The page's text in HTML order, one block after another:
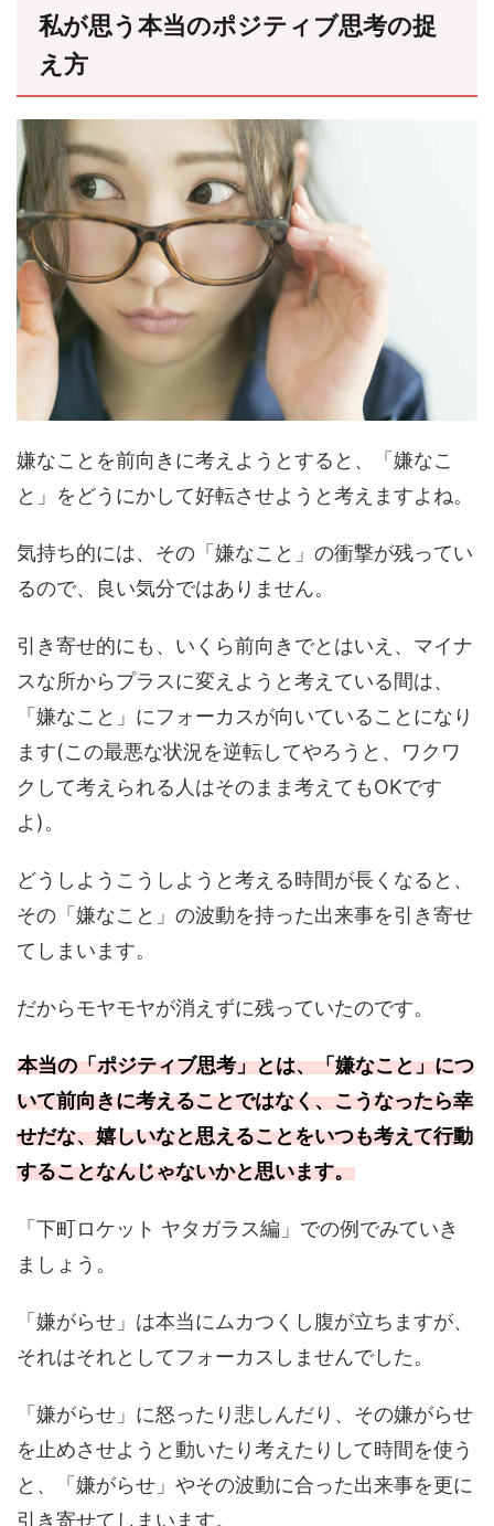
私が思う本当のポジティブ思考の捉
え方
嫌なことを前向きに考えようとすると、「嫌なこ
と」をどうにかして好転させようと考えますよね。
気持ち的には、その「嫌なこと」の衝撃が残ってい
るので、良い気分ではありません。
引き寄せ的にも、いくら前向きでとはいえ、マイナ
スな所からプラスに変えようと考えている間は、
「嫌なこと」にフォーカスが向いていることになり
ます(この最悪な状況を逆転してやろうと、ワクワ
クして考えられる人はそのまま考えてもOKです
よ)。
どうしようこうしようと考える時間が長くなると、
その「嫌なこと」の波動を持った出来事を引き寄せ
てしまいます。
だからモヤモヤが消えずに残っていたのです。
本当の「ポジティブ思考」とは、「嫌なこと」につ
いて前向きに考えることではなく、こうなったら幸
せだな、嬉しいなと思えることをいつも考えて行動
することなんじゃないかと思います。
「下町ロケット ヤタガラス編」での例でみていき
ましょう。
「嫌がらせ」は本当にムカつくし腹が立ちますが、
それはそれとしてフォーカスしませんでした。
「嫌がらせ」に怒ったり悲しんだり、その嫌がらせ
を止めさせようと動いたり考えたりして時間を使う
と、「嫌がらせ」やその波動に合った出来事を更に
引き寄せてしまいます。